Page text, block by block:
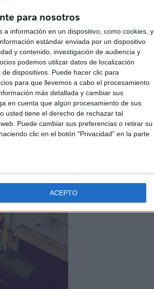
para nosotros
a información en un dispositivo, como cookies, y
estándar enviada por un dispositivo
y contenido, investigación de audiencia y
podemos utilizar datos de localización
dispositivos. Puede hacer clic para
para que llevemos a cabo el procesamiento
más detallada y cambiar sus
en cuenta que algún procesamiento de sus
usted tiene el derecho de rechazar tal
Puede cambiar sus preferencias o retirar su
clic en el botón "Privacidad" en la parte
ACEPTO
extremis